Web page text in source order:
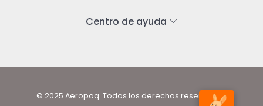
Centro de ayuda
© 2025 Aeropaq. Todos los derechos reservados.